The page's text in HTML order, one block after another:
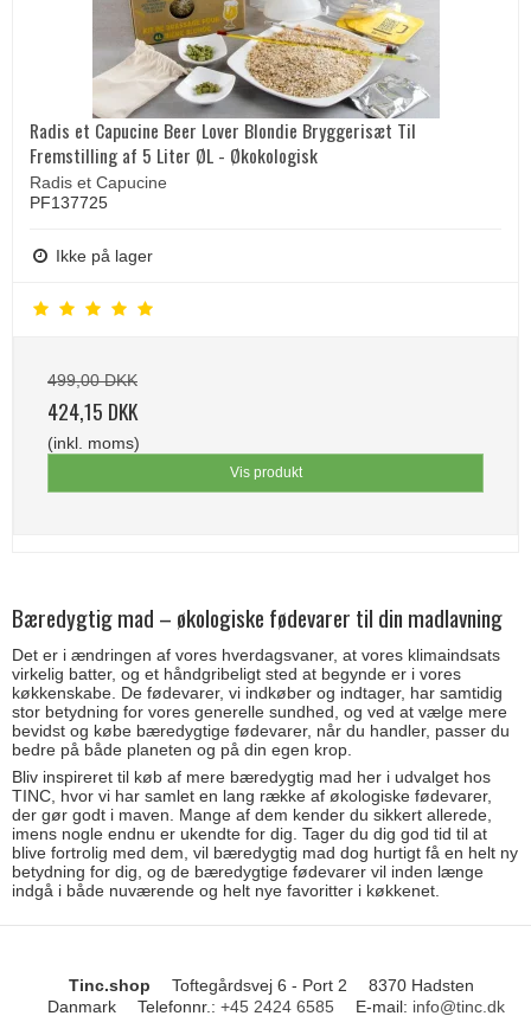
Radis et Capucine Beer Lover Blondie Bryggerisæt Til
Fremstilling af 5 Liter ØL - Økokologisk
Radis et Capucine
PF137725
Ikke på lager
499,00 DKK
424,15 DKK
(inkl. moms)
Vis produkt
Bæredygtig mad – økologiske fødevarer til din madlavning
Det er i ændringen af vores hverdagsvaner, at vores klimaindsats
virkelig batter, og et håndgribeligt sted at begynde er i vores
køkkenskabe. De fødevarer, vi indkøber og indtager, har samtidig
stor betydning for vores generelle sundhed, og ved at vælge mere
bevidst og købe bæredygtige fødevarer, når du handler, passer du
bedre på både planeten og på din egen krop.
Bliv inspireret til køb af mere bæredygtig mad her i udvalget hos
TINC, hvor vi har samlet en lang række af økologiske fødevarer,
der gør godt i maven. Mange af dem kender du sikkert allerede,
imens nogle endnu er ukendte for dig. Tager du dig god tid til at
blive fortrolig med dem, vil bæredygtig mad dog hurtigt få en helt ny
betydning for dig, og de bæredygtige fødevarer vil inden længe
indgå i både nuværende og helt nye favoritter i køkkenet.
Tinc.shop Toftegårdsvej 6 - Port 2
8370 Hadsten
Danmark
Telefonnr. : +45 2424 6585 E-mail: info@tinc.dk